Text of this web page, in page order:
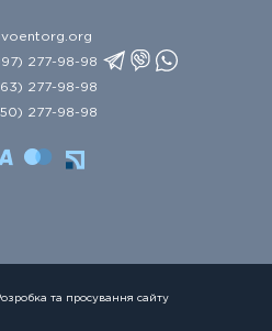
277-98-98
277-98-98
277-98-98
та просування сайту